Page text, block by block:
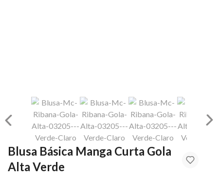
Blusa Básica Manga Curta Gola
Alta Verde